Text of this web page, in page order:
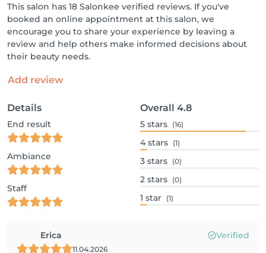
This salon has 18 Salonkee verified reviews. If you've
booked an online appointment at this salon, we
encourage you to share your experience by leaving a
review and help others make informed decisions about
their beauty needs.
Add review
Details
End result
Ambiance
Staff
Overall 4.8
5 stars (16)
4 stars (1)
3 stars (0)
2 stars (0)
1 star (1)
Erica Verified
11.04.2026